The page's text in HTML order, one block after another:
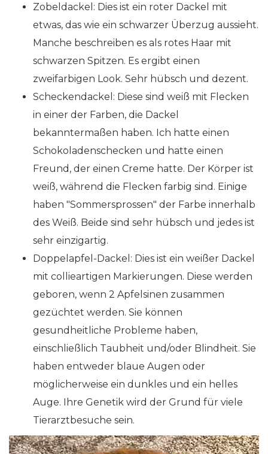
Zobeldackel: Dies ist ein roter Dackel mit
etwas, das wie ein schwarzer Überzug aussieht.
Manche beschreiben es als rotes Haar mit
schwarzen Spitzen. Es ergibt einen
zweifarbigen Look. Sehr hübsch und dezent.
Scheckendackel: Diese sind weiß mit Flecken
in einer der Farben, die Dackel
bekanntermaßen haben. Ich hatte einen
Schokoladenschecken und hatte einen
Freund, der einen Creme hatte. Der Körper ist
weiß, während die Flecken farbig sind. Einige
haben "Sommersprossen" der Farbe innerhalb
des Weiß. Beide sind sehr hübsch und jedes ist
sehr einzigartig.
Doppelapfel-Dackel: Dies ist ein weißer Dackel
mit collieartigen Markierungen. Diese werden
geboren, wenn 2 Apfelsinen zusammen
gezüchtet werden. Sie können
gesundheitliche Probleme haben,
einschließlich Taubheit und/oder Blindheit. Sie
haben entweder blaue Augen oder
möglicherweise ein dunkles und ein helles
Auge. Ihre Genetik wird der Grund für viele
Tierarztbesuche sein.